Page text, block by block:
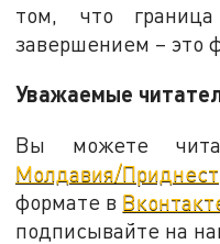
том, что
завершением – это
Уважаемые
Вы можете
Молдавия/
формате в
подписывайте на